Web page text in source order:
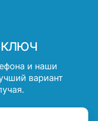
и наши
вариант